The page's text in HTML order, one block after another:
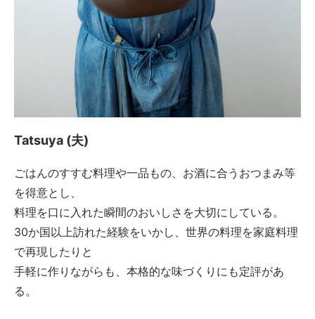
Tatsuya (夫)
ごはんのすすむ料理や一品もの、お酒に合うおつまみ等
を得意とし、
料理を口に入れた瞬間のおいしさを大切にしている。
30か国以上訪れた経験をいかし、世界の料理を家庭料理
で再現したりと
手軽に作りながらも、本格的な味づくりにも定評があ
る。